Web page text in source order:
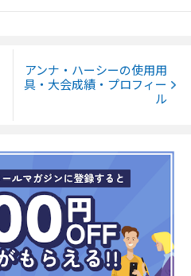
アンナ・ハーシーの使用用
具・大会成績・プロフィー
ル